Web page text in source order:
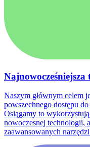
Najnowocześniejsza
Naszym głównym celem
powszechnego dostępu
Osiągamy to
nowoczesnej technologii,
zaawansowanych